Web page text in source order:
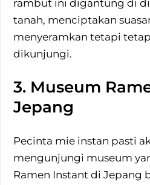
rambut ini digantung di
tanah, menciptakan
menyeramkan tetapi
dikunjungi.
3. Museum
Jepang
Pecinta mie instan pasti
mengunjungi museum
Ramen Instant di Jepang